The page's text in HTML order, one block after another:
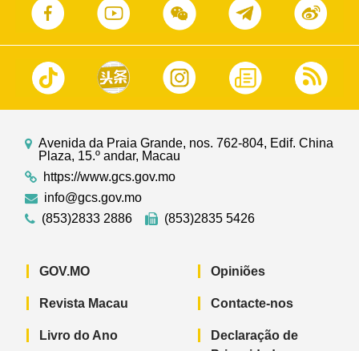
Avenida da Praia Grande, nos. 762-804, Edif. China
Plaza, 15.º andar, Macau
https://www.gcs.gov.mo
info@gcs.gov.mo
(853)2833 2886
(853)2835 5426
GOV.MO
Revista Macau
Livro do Ano
Opiniões
Contacte-nos
Declaração de